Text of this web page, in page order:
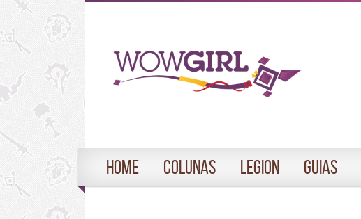
Home Colunas Legion Guias